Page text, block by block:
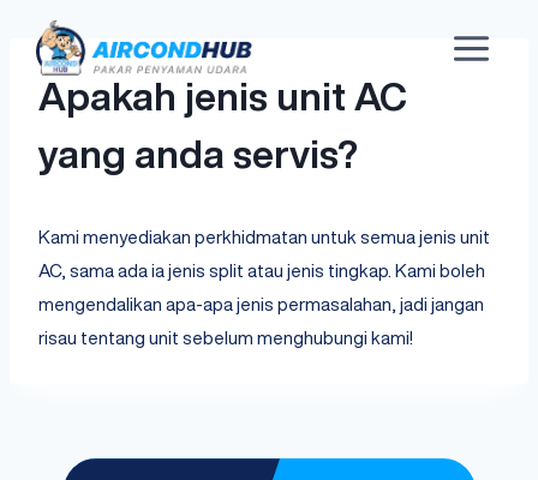
Apakah jenis unit AC
yang anda servis?
Kami menyediakan perkhidmatan untuk semua jenis unit
AC, sama ada ia jenis split atau jenis tingkap. Kami boleh
mengendalikan apa-apa jenis permasalahan, jadi jangan
risau tentang unit sebelum menghubungi kami!